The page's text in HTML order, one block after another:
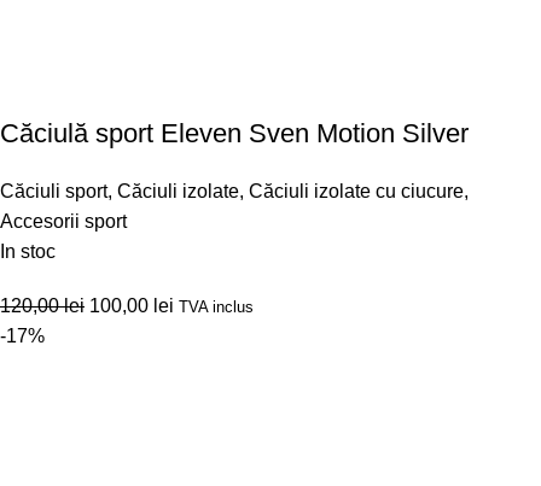
Căciulă sport Eleven Sven Motion Silver
Căciuli sport, Căciuli izolate, Căciuli izolate cu ciucure,
Accesorii sport
In stoc
120,00lei 100,00 lei TVA inclus
-17%